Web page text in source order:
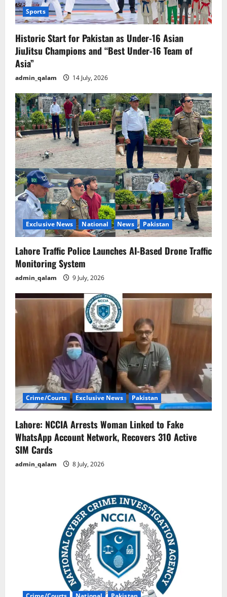
Sports
Historic Start for Pakistan as Under-16 Asian
JiuJitsu Champions and “Best Under-16 Team of
Asia”
admin_qalam 14 July, 2026
Exclusive News National News Pakistan
Lahore Traffic Police Launches AI-Based Drone Traffic
Monitoring System
admin_qalam 9 July, 2026
Crime/Courts Exclusive News Pakistan
Lahore: NCCIA Arrests Woman Linked to Fake
WhatsApp Account Network, Recovers 310 Active
SIM Cards
admin_qalam 8 July, 2026